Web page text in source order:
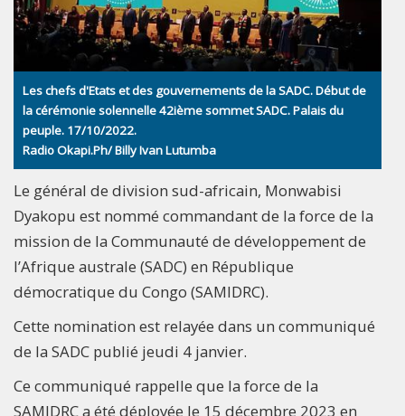
Les chefs d'Etats et des gouvernements de la SADC. Début de
la cérémonie solennelle 42ième sommet SADC. Palais du
peuple. 17/10/2022.
Radio Okapi.Ph/ Billy Ivan Lutumba
Le général de division sud-africain, Monwabisi
Dyakopu est nommé commandant de la force de la
mission de la Communauté de développement de
l’Afrique australe (SADC) en République
démocratique du Congo (SAMIDRC).
Cette nomination est relayée dans un communiqué
de la SADC publié jeudi 4 janvier.
Ce communiqué rappelle que la force de la
SAMIDRC a été déployée le 15 décembre 2023 en